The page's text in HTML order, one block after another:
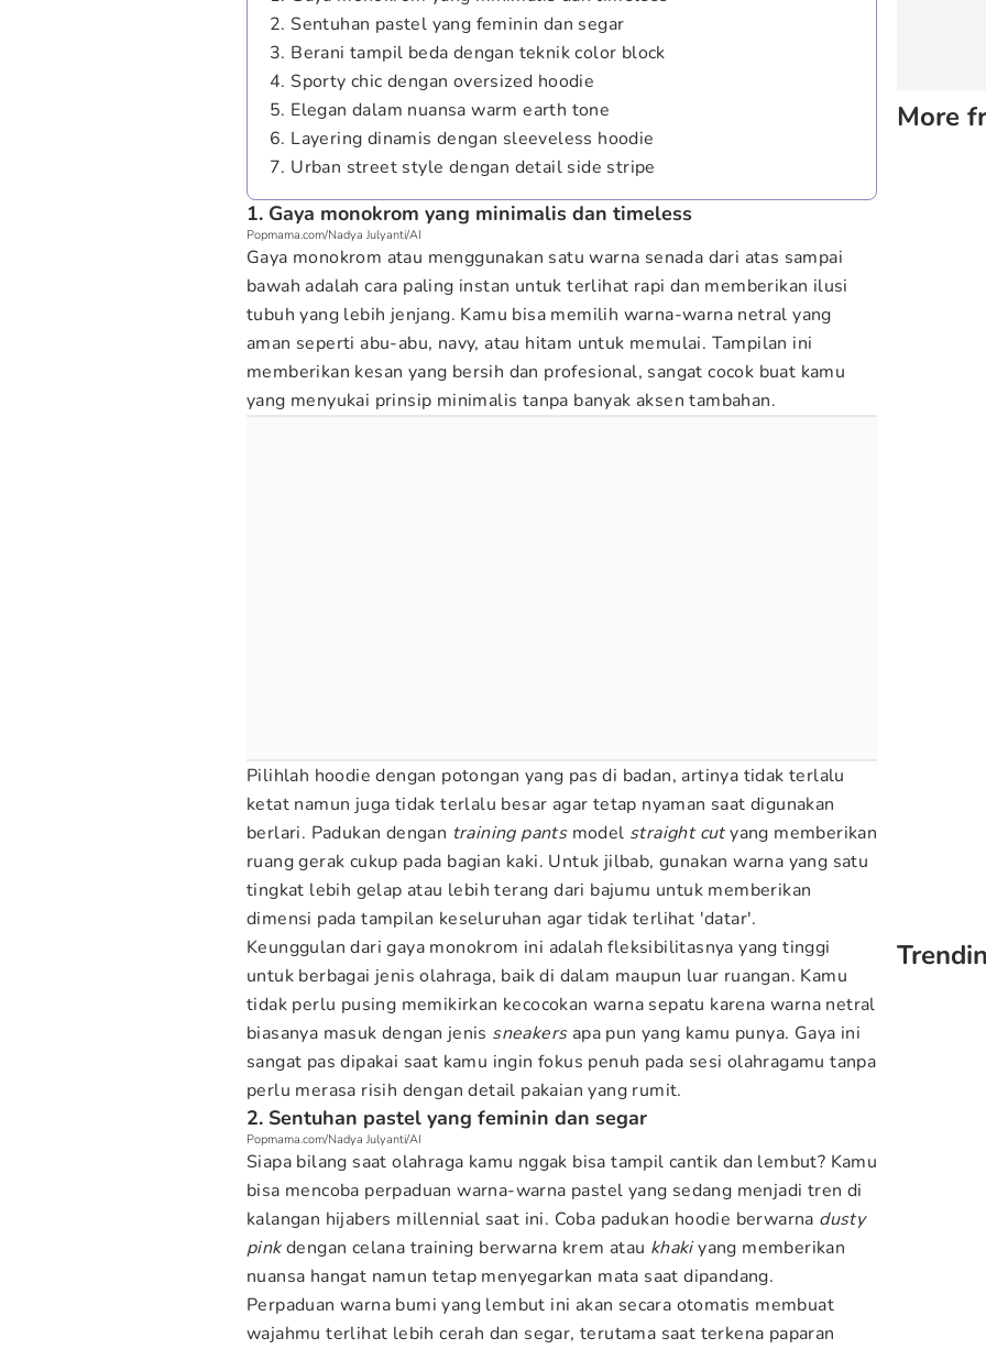
2. Sentuhan pastel yang feminin dan segar
3. Berani tampil beda dengan teknik color block
4. Sporty chic dengan oversized hoodie
5. Elegan dalam nuansa warm earth tone
6. Layering dinamis dengan sleeveless hoodie
7. Urban street style dengan detail side stripe
1. Gaya monokrom yang minimalis dan timeless
Popmama.com/Nadya Julyanti/AI
Gaya monokrom atau menggunakan satu warna senada dari atas sampai
bawah adalah cara paling instan untuk terlihat rapi dan memberikan ilusi
tubuh yang lebih jenjang. Kamu bisa memilih warna-warna netral yang
aman seperti abu-abu, navy, atau hitam untuk memulai. Tampilan ini
memberikan kesan yang bersih dan profesional, sangat cocok buat kamu
yang menyukai prinsip minimalis tanpa banyak aksen tambahan.
Pilihlah hoodie dengan potongan yang pas di badan, artinya tidak terlalu
ketat namun juga tidak terlalu besar agar tetap nyaman saat digunakan
berlari. Padukan dengan training pantsmodel straight cutyang memberikan
ruang gerak cukup pada bagian kaki. Untuk jilbab, gunakan warna yang satu
tingkat lebih gelap atau lebih terang dari bajumu untuk memberikan
dimensi pada tampilan keseluruhan agar tidak terlihat 'datar'.
Keunggulan dari gaya monokrom ini adalah fleksibilitasnya yang tinggi
untuk berbagai jenis olahraga, baik di dalam maupun luar ruangan. Kamu
tidak perlu pusing memikirkan kecocokan warna sepatu karena warna netral
biasanya masuk dengan jenis sneakersapa pun yang kamu punya. Gaya ini
sangat pas dipakai saat kamu ingin fokus penuh pada sesi olahragamu tanpa
perlu merasa risih dengan detail pakaian yang rumit.
2. Sentuhan pastel yang feminin dan segar
Popmama.com/Nadya Julyanti/AI
Siapa bilang saat olahraga kamu nggak bisa tampil cantik dan lembut? Kamu
bisa mencoba perpaduan warna-warna pastel yang sedang menjadi tren di
kalangan hijabers millennial saat ini. Coba padukan hoodie berwarna dusty
pinkdengan celana training berwarna krem atau khakiyang memberikan
nuansa hangat namun tetap menyegarkan mata saat dipandang.
Perpaduan warna bumi yang lembut ini akan secara otomatis membuat
wajahmu terlihat lebih cerah dan segar, terutama saat terkena paparan
More